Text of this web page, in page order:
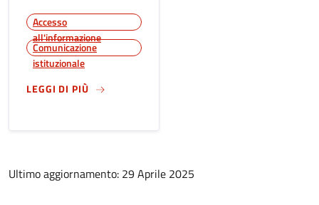
Accesso
all'informazione
Comunicazione
istituzionale
LEGGI DI PIÙSUPALAZZO FRIZZONI
Ultimo aggiornamento: 29 Aprile 2025